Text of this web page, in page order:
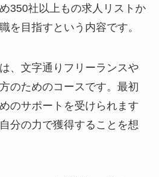
350社以上もの求人リストか
を目指すという内容です。
、文字通りフリーランスや
のためのコースです。最初
のサポートを受けられます
分の力で獲得することを想